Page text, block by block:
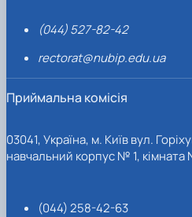
(044) 527-82-42
rectorat@nubip.edu.ua
Приймальна комісія
03041, Україна, м. Київ вул.
навчальний корпус № 1, кімната
(044) 258-42-63